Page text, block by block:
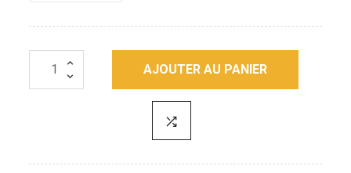
AJOUTER AU PANIER